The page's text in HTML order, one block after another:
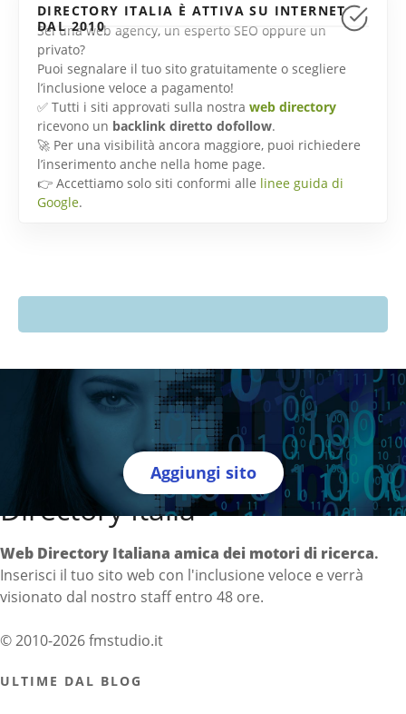
DIRECTORY ITALIA È ATTIVA SU INTERNET
DAL 2010
Sei una web agency, un esperto SEO oppure un
privato?
Puoi segnalare il tuo sito gratuitamente o scegliere
l’inclusione veloce a pagamento!
✅ Tutti i siti approvati sulla nostra web directory
ricevono un backlink diretto dofollow.
🚀 Per una visibilità ancora maggiore, puoi richiedere
l’inserimento anche nella home page.
👉 Accettiamo solo siti conformi alle linee guida di
Google.
Aggiungi sito
Directory Italia
Web Directory Italiana amica dei motori di ricerca.
Inserisci il tuo sito web con l'inclusione veloce e verrà
visionato dal nostro staff entro 48 ore.
© 2010-2026 fmstudio.it
ULTIME DAL BLOG